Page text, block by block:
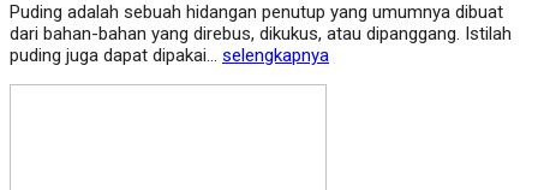
Puding adalah sebuah hidangan penutup yang umumnya dibuat
dari bahan-bahan yang direbus, dikukus, atau dipanggang. Istilah
puding juga dapat dipakai... selengkapnya